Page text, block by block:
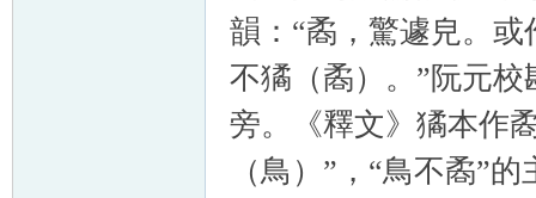
韻：“矞，驚遽皃。或
不獝（矞）。”阮元校
旁。《釋文》獝本作
（鳥）”，“鳥不矞”的